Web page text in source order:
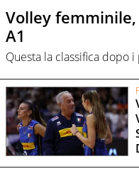
Volley
A1
Questa la classifica dopo